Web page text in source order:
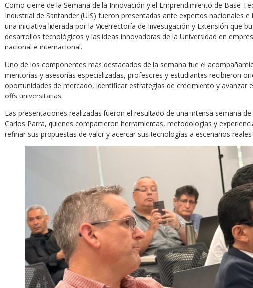
Como cierre de la Semana de la Innovación y el Emprendimiento de Base
Industrial de Santander (UIS) fueron presentadas ante expertos nacionales
una iniciativa liderada por la Vicerrectoría de Investigación y Extensión que
desarrollos tecnológicos y las ideas innovadoras de la Universidad en
nacional e internacional.
Uno de los componentes más destacados de la semana fue el
mentorías y asesorías especializadas, profesores y estudiantes recibieron
oportunidades de mercado, identificar estrategias de crecimiento y avanzar
offs universitarias.
Las presentaciones realizadas fueron el resultado de una intensa semana
Carlos Parra, quienes compartieron herramientas, metodologías y
refinar sus propuestas de valor y acercar sus tecnologías a escenarios